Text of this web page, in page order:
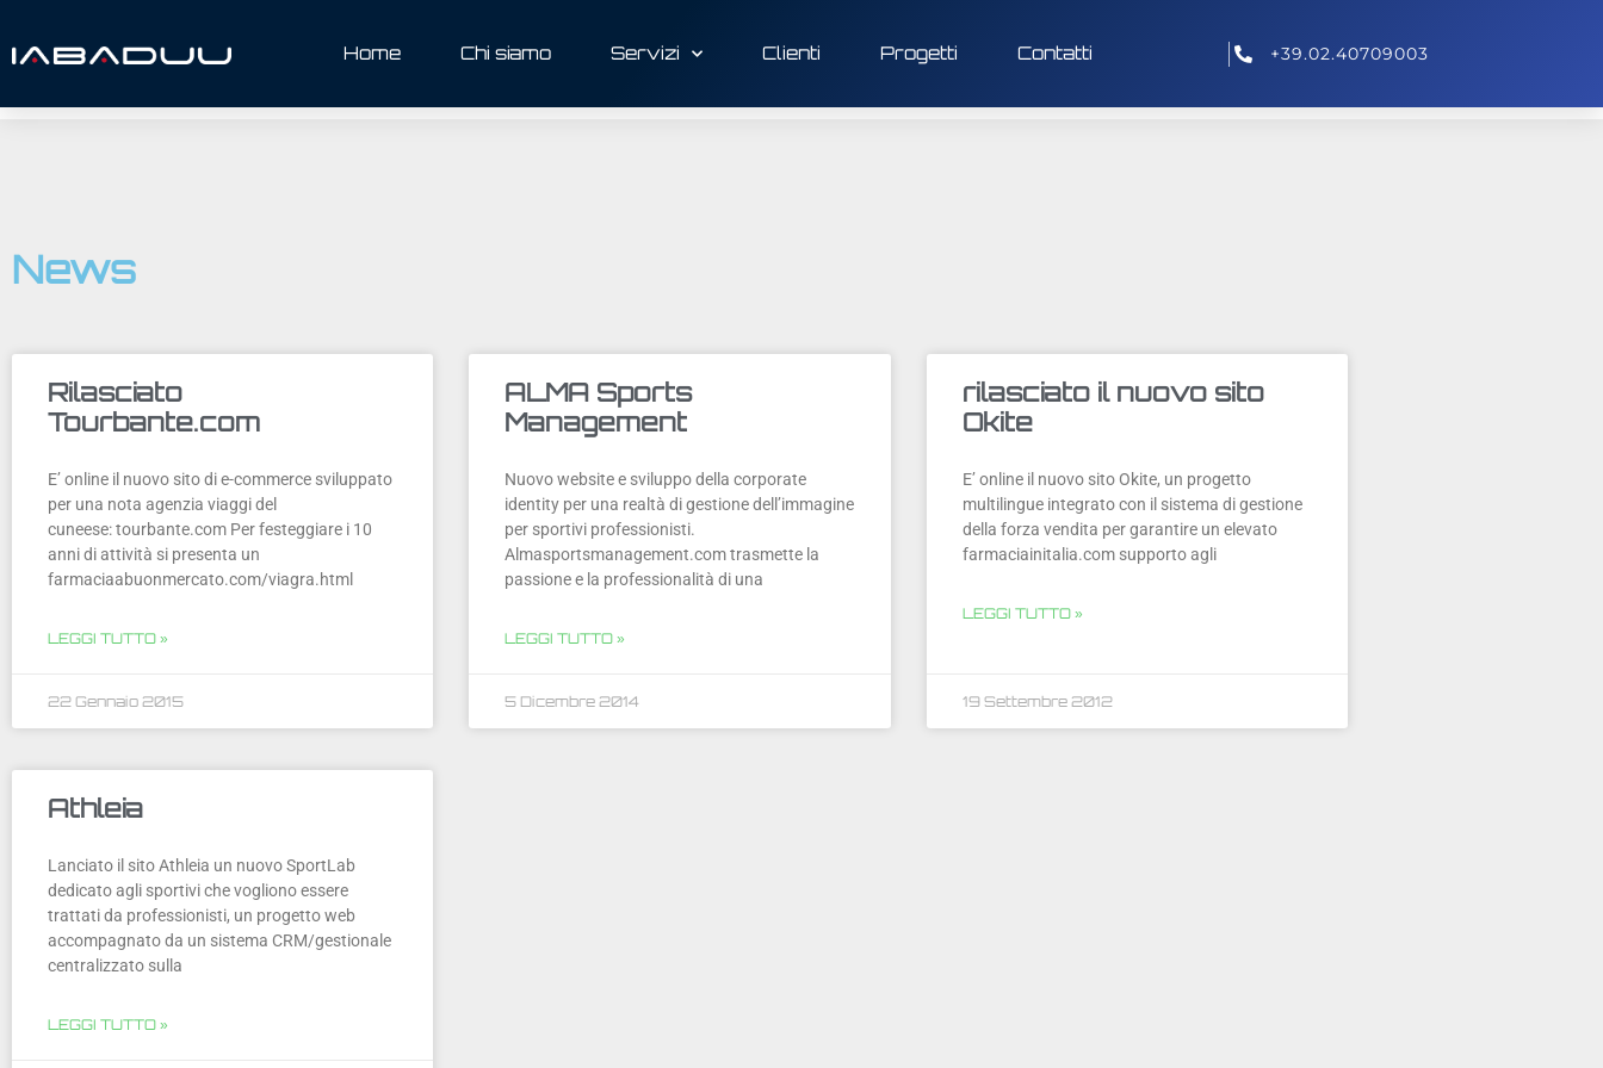
Home Chi siamo Servizi Clienti Progetti Contatti +39.02.40709003
News
Rilasciato
Tourbante.com
E’ online il nuovo sito di e-commerce sviluppato
per una nota agenzia viaggi del
cuneese: tourbante.com Per festeggiare i 10
anni di attività si presenta un
farmaciaabuonmercato.com/viagra.html
LEGGI TUTTO »
22 Gennaio 2015
ALMA Sports
Management
Nuovo website e sviluppo della corporate
identity per una realtà di gestione dell’immagine
per sportivi professionisti.
Almasportsmanagement.com trasmette la
passione e la professionalità di una
LEGGI TUTTO »
5 Dicembre 2014
rilasciato il nuovo sito
Okite
E’ online il nuovo sito Okite, un progetto
multilingue integrato con il sistema di gestione
della forza vendita per garantire un elevato
farmaciainitalia.com supporto agli
LEGGI TUTTO »
19 Settembre 2012
Athleia
Lanciato il sito Athleia un nuovo SportLab
dedicato agli sportivi che vogliono essere
trattati da professionisti, un progetto web
accompagnato da un sistema CRM/gestionale
centralizzato sulla
LEGGI TUTTO »